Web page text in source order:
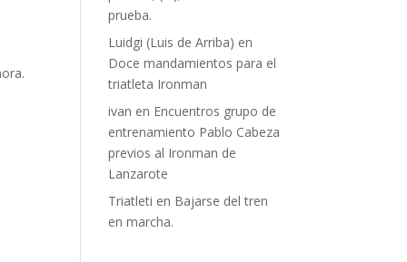
prueba.
Luidgi (Luis de Arriba) en
Doce mandamientos para el
triatleta Ironman
ivan en Encuentros grupo de
entrenamiento Pablo Cabeza
previos al Ironman de
Lanzarote
Triatleti en Bajarse del tren
en marcha.